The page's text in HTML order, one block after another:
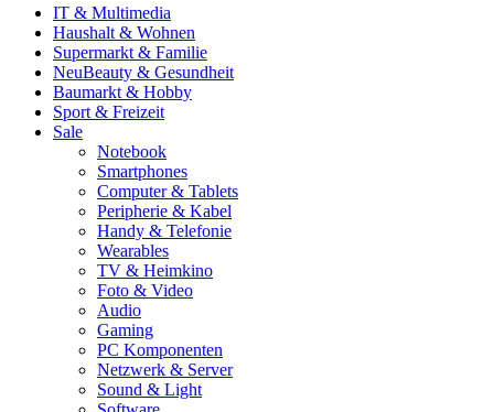
IT & Multimedia
Haushalt & Wohnen
Supermarkt & Familie
NeuBeauty & Gesundheit
Baumarkt & Hobby
Sport & Freizeit
Sale
Notebook
Smartphones
Computer & Tablets
Peripherie & Kabel
Handy & Telefonie
Wearables
TV & Heimkino
Foto & Video
Audio
Gaming
PC Komponenten
Netzwerk & Server
Sound & Light